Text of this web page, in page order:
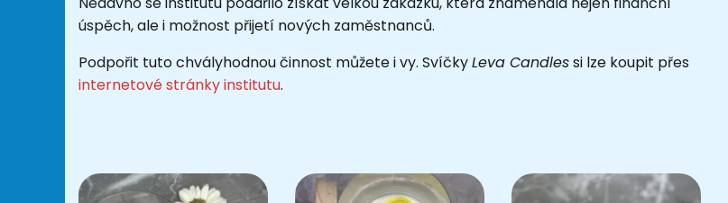
úspěch, ale i možnost přijetí nových zaměstnanců.
Podpořit tuto chvályhodnou činnost můžete i vy. SvíčkyLeva Candlessi lze koupit přes
internetové stránky institutu.